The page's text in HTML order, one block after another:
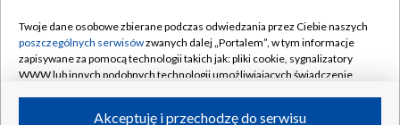
Rada Programowa
System NOS
Informacje o nadawcy
Kontakt
Kanały
Twoje dane osobowe zbierane podczas odwiedzania przez Ciebie naszych
poszczególnych serwisówzwanych dalej „Portalem”, w tym informacje
zapisywane za pomocą technologii takich jak: pliki cookie, sygnalizatory
WWW lub innych podobnych technologii umożliwiających świadczenie
Akceptuję i przechodzę do serwisu